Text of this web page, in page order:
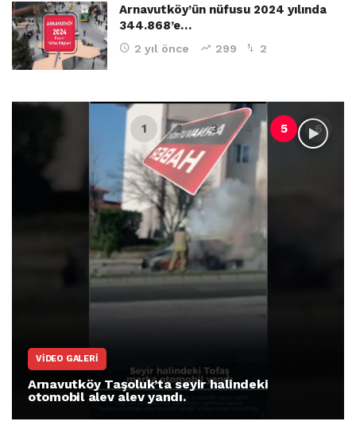
Arnavutköy’ün nüfusu 2024 yılında
344.868’e…
2 yıl önce 299 2
VIDEO GALERI
Arnavutköy Taşoluk’ta seyir halindeki
otomobil alev alev yandı.